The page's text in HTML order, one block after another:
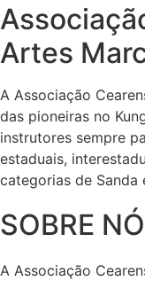
Artes
A Associação
das pioneiras no
instrutores sempre
estaduais,
categorias de Sanda
SOBRE
A Associação